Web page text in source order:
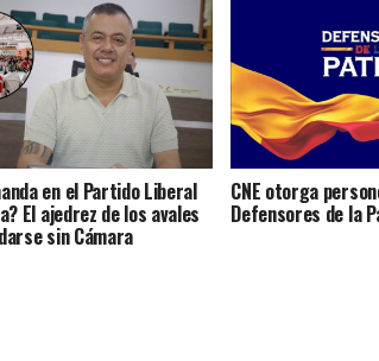
en el Partido Liberal
El ajedrez de los avales
sin Cámara
CNE otorga
Defensores de la